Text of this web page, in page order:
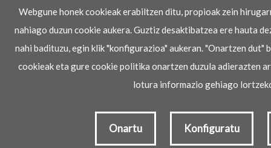
Irakaslearen
Webgune honek cookieak erabiltzen ditu, propioak zein
nahiago duzun cookie aukera. Guztiz desaktibatzea ere hauta
nahi badituzu, egin klik "konfigurazioa" aukeran. "Onartzen
cookieak eta gure cookie politika onartzen duzula adierazten
lotura informazio gehiago
Onartu Konfiguratu